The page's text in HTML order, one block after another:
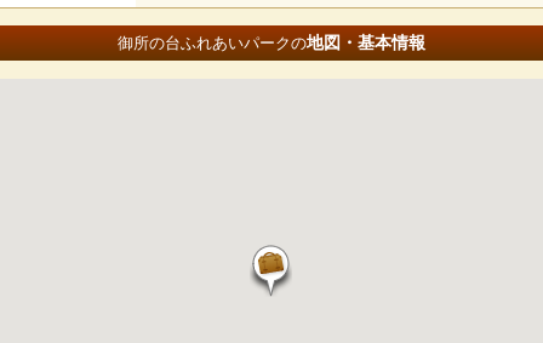
御所の台ふれあいパークの地図・基本情報